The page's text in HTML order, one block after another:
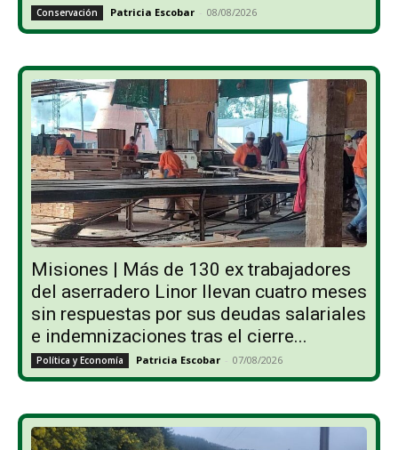
Conservación Patricia Escobar - 08/08/2026
Misiones | Más de 130 ex trabajadores
del aserradero Linor llevan cuatro meses
sin respuestas por sus deudas salariales
e indemnizaciones tras el cierre...
Política y Economía Patricia Escobar - 07/08/2026